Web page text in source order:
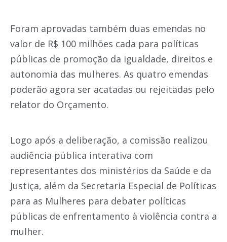
Foram aprovadas também duas emendas no
valor de R$ 100 milhões cada para políticas
públicas de promoção da igualdade, direitos e
autonomia das mulheres. As quatro emendas
poderão agora ser acatadas ou rejeitadas pelo
relator do Orçamento.
Logo após a deliberação, a comissão realizou
audiência pública interativa com
representantes dos ministérios da Saúde e da
Justiça, além da Secretaria Especial de Políticas
para as Mulheres para debater políticas
públicas de enfrentamento à violência contra a
mulher.